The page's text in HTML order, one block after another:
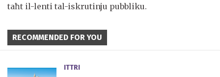
taħt il-lenti tal-iskrutinju pubbliku.
RECOMMENDED FOR YOU
ITTRI